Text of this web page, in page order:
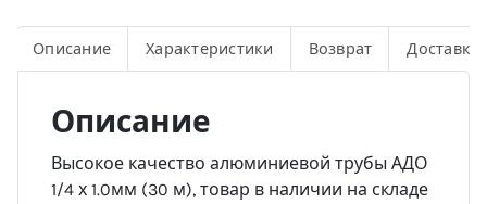
Описание Характеристики Возврат Доставка
Описание
Высокое качество алюминиевой трубы АДО
1/4 х 1.0мм (30 м), товар в наличии на складе